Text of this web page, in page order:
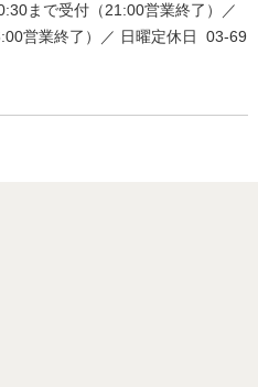
まで受付（21:00営業終了）／
営業終了）／ 日曜定休日
03-69